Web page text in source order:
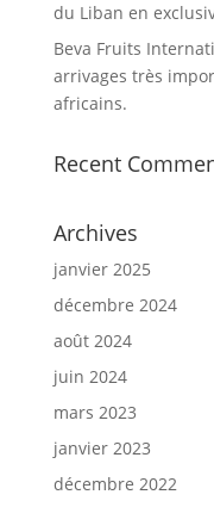
du Liban en
Beva Fruits
arrivages très
africains.
Recent
Archives
janvier 2025
décembre 2024
août 2024
juin 2024
mars 2023
janvier 2023
décembre 2022